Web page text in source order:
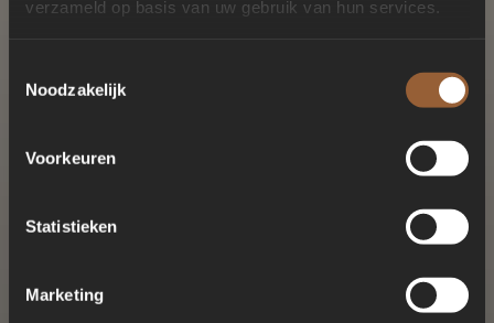
verzameld op basis van uw gebruik van hun services.
Noodzakelijk
Voorkeuren
Statistieken
Marketing